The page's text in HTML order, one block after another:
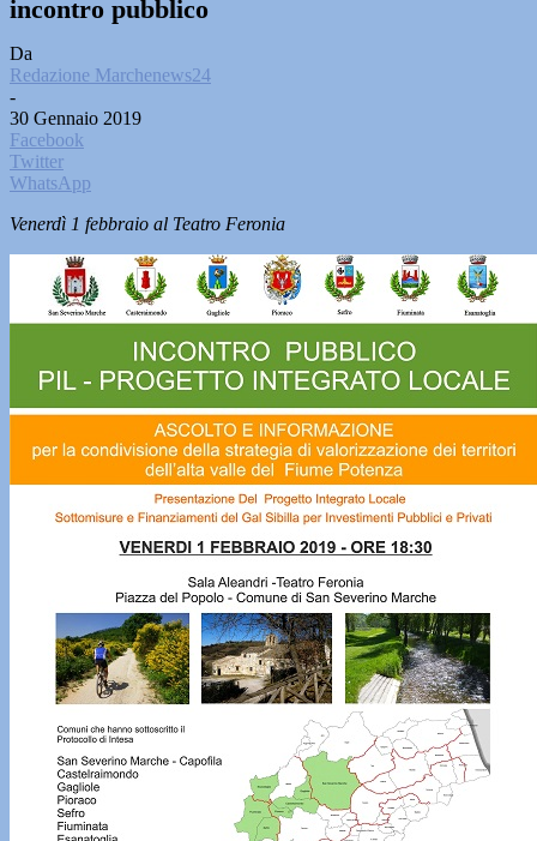
incontro pubblico
Da
Redazione Marchenews24
-
30 Gennaio 2019
Facebook
Twitter
WhatsApp
Venerdì 1 febbraio al Teatro Feronia